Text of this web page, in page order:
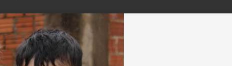
e aplaudiram bastante a performance
postura muito bonita. A pirâmide é muito
comentou Érica Letícia, 12 anos. A